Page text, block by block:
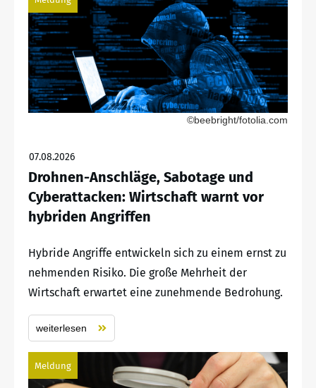
©beebright/fotolia.com
07.08.2026
Drohnen-Anschläge, Sabotage und
Cyberattacken: Wirtschaft warnt vor
hybriden Angriffen
Hybride Angriffe entwickeln sich zu einem ernst zu
nehmenden Risiko. Die große Mehrheit der
Wirtschaft erwartet eine zunehmende Bedrohung.
weiterlesen
Meldung